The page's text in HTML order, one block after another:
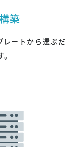
築
レート から選ぶだ
払い
せん。